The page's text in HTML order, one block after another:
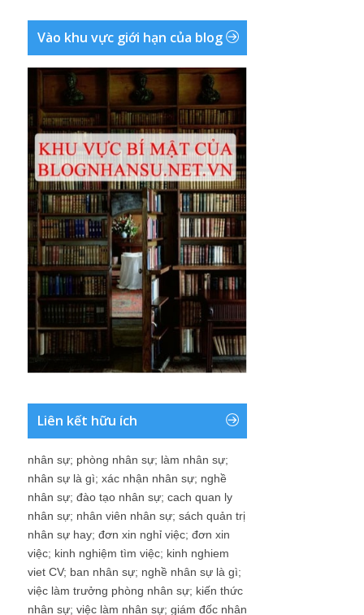
Vào khu vực giới hạn của blog
Liên kết hữu ích
nhân sự; phòng nhân sự; làm nhân sự;
nhân sự là gì; xác nhận nhân sự; nghề
nhân sự; đào tạo nhân sự; cach quan ly
nhân sự; nhân viên nhân sự; sách quản trị
nhân sự hay; đơn xin nghỉ việc; đơn xin
việc; kinh nghiệm tìm việc; kinh nghiem
viet CV; ban nhân sự; nghề nhân sự là gì;
việc làm trưởng phòng nhân sự; kiến thức
nhân sự; việc làm nhân sự; giám đốc nhân